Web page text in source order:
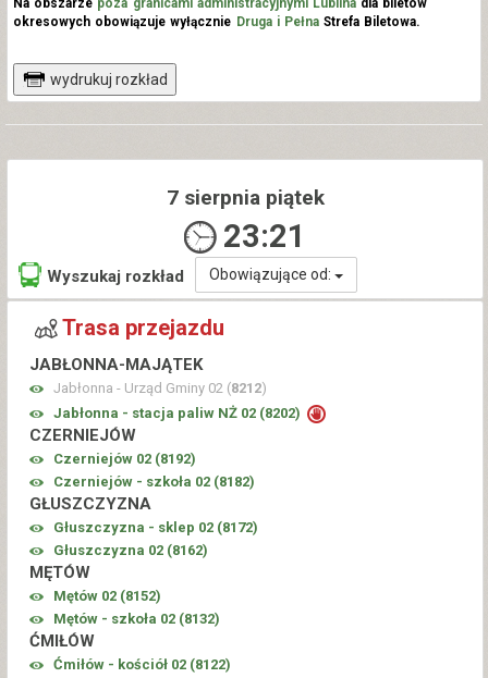
Na obszarze poza granicami administracyjnymi Lublinadla biletów
okresowych obowiązuje wyłącznie Druga i PełnaStrefa Biletowa.
wydrukuj rozkład
7 sierpnia piątek
23:21
Wyszukaj rozkład Obowiązujące od:
Trasa przejazdu
JABŁONNA-MAJĄTEK
Jabłonna - Urząd Gminy 02 (8212)
Jabłonna - stacja paliw NŻ 02 (8202)
CZERNIEJÓW
Czerniejów 02 (8192)
Czerniejów - szkoła 02 (8182)
GŁUSZCZYZNA
Głuszczyzna - sklep 02 (8172)
Głuszczyzna 02 (8162)
MĘTÓW
Mętów 02 (8152)
Mętów - szkoła 02 (8132)
ĆMIŁÓW
Ćmiłów - kościół 02 (8122)